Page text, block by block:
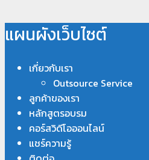
แผนผังเว็บไซต์
เกี่ยวกับเรา
Outsource Service
ลูกค้าของเรา
หลักสูตรอบรม
คอร์สวิดีโอออนไลน์
แชร์ความรู้